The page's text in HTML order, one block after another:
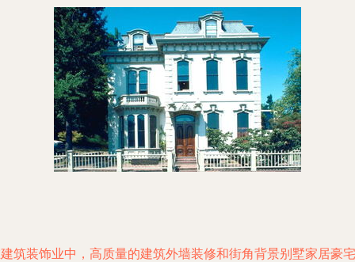
筑装饰业中，高质量的建筑外墙装修和街角背景别墅家居豪宅